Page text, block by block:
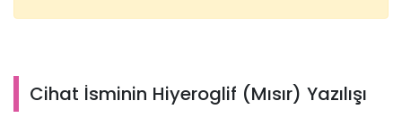
Cihat İsminin Hiyeroglif (Mısır) Yazılışı